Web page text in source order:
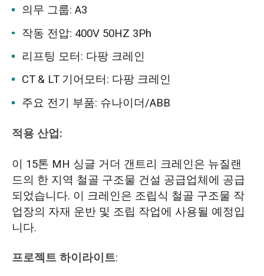
의무 그룹: A3
작동 전압: 400V 50HZ 3Ph
리프팅 모터: 다팡 크레인
CT & LT 기어모터: 다팡 크레인
주요 전기 부품: 슈나이더/ABB
적용 산업:
이 15톤 MH 싱글 거더 갠트리 크레인은 뉴질랜
드의 한 지역 철골 구조물 건설 공급업체에 공급
되었습니다. 이 크레인은 조립식 철골 구조물 작
업장의 자재 운반 및 조립 작업에 사용될 예정입
니다.
프로젝트 하이라이트: